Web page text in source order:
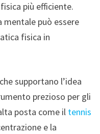
più efficiente.
mentale può essere
fisica in
supportano l’idea
prezioso per gli
posta come il tennis
e la